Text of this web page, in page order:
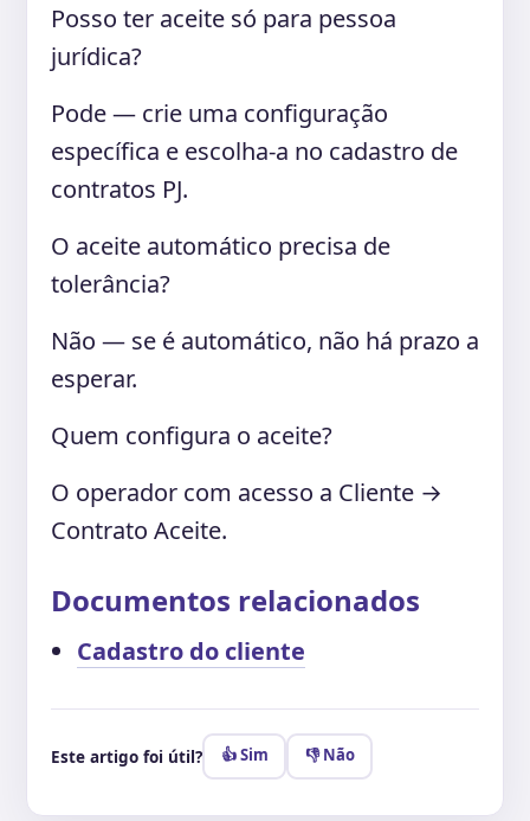
Posso ter aceite só para pessoa
jurídica?
Pode — crie uma configuração
específica e escolha-a no cadastro de
contratos PJ.
O aceite automático precisa de
tolerância?
Não — se é automático, não há prazo a
esperar.
Quem configura o aceite?
O operador com acesso a Cliente →
Contrato Aceite.
Documentos relacionados
Cadastro do cliente
Este artigo foi útil? 👍 Sim 👎 Não